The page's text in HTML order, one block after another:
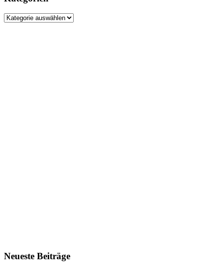
Kategorien
Neueste Beiträge